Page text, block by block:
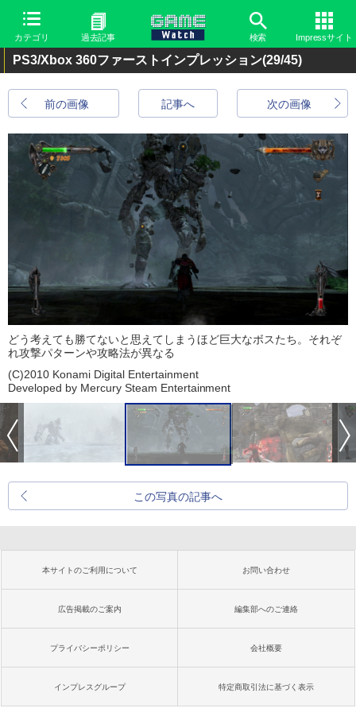
カテゴリ 過去記事 検索 Impressサイト
PS3/Xbox 360ファーストインプレッション(29/45)
前の画像 次の画像
記事へ
どう考えても勝てないと思えてしまうほど巨大なボスたち。それぞ
れ攻撃パターンや攻略法が異なる
(C)2010 Konami Digital Entertainment
Developed by Mercury Steam Entertainment
この写真の記事へ
本サイトのご利用について お問い合わせ
広告掲載のご案内 編集部へのご連絡
プライバシーポリシー 会社概要
インプレスグループ 特定商取引法に基づく表示